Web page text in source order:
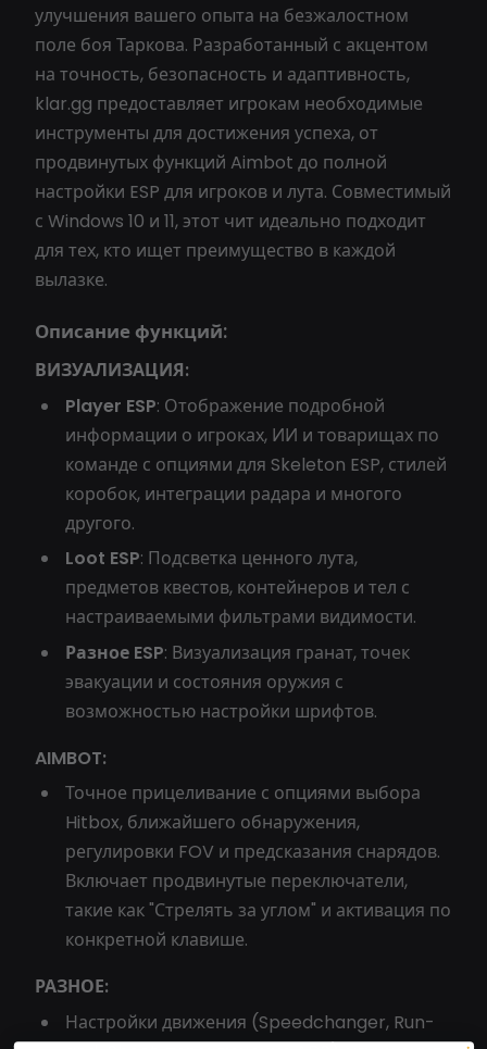
улучшения вашего опыта на безжалостном
поле боя Таркова. Разработанный с акцентом
на точность, безопасность и адаптивность,
klar.gg предоставляет игрокам необходимые
инструменты для достижения успеха, от
продвинутых функций Aimbot до полной
настройки ESP для игроков и лута. Совместимый
с Windows 10 и 11, этот чит идеально подходит
для тех, кто ищет преимущество в каждой
вылазке.
Описание функций:
ВИЗУАЛИЗАЦИЯ:
Player ESP: Отображение подробной
информации о игроках, ИИ и товарищах по
команде с опциями для Skeleton ESP, стилей
коробок, интеграции радара и многого
другого.
Loot ESP: Подсветка ценного лута,
предметов квестов, контейнеров и тел с
настраиваемыми фильтрами видимости.
Разное ESP: Визуализация гранат, точек
эвакуации и состояния оружия с
возможностью настройки шрифтов.
AIMBOT:
Точное прицеливание с опциями выбора
Hitbox, ближайшего обнаружения,
регулировки FOV и предсказания снарядов.
Включает продвинутые переключатели,
такие как "Стрелять за углом" и активация по
конкретной клавише.
РАЗНОЕ:
Настройки движения (Speedchanger, Run-